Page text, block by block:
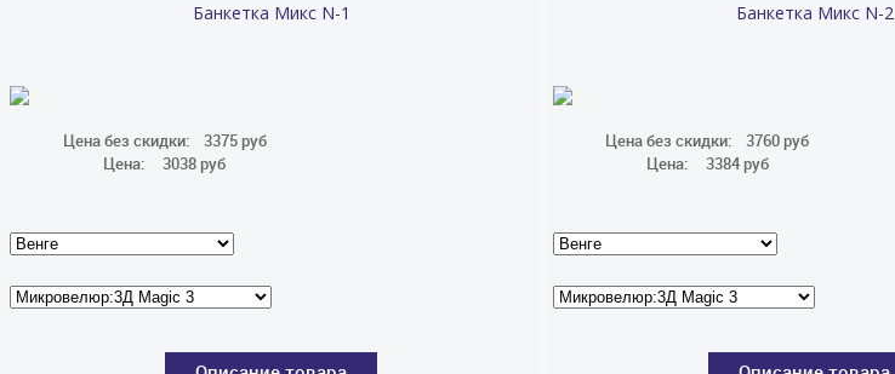
Банкетка Микс N-1
Цена без скидки:
3375 руб
Цена:
3038 руб
Банкетка Микс N-2
Цена без скидки:
3760 руб
Цена:
3384 руб